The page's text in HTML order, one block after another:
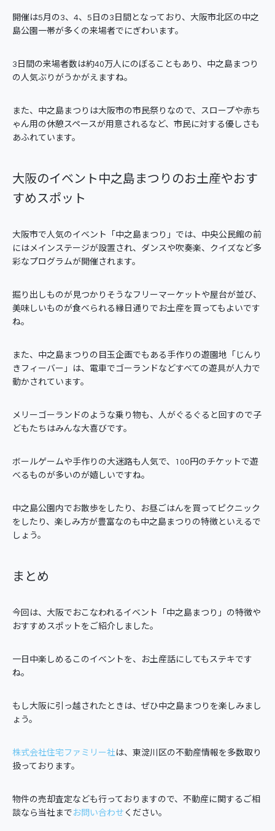
開催は5月の3、4、5日の3日間となっており、大阪市北区の中之
島公園一帯が多くの来場者でにぎわいます。
3日間の来場者数は約40万人にのぼることもあり、中之島まつり
の人気ぶりがうかがえますね。
また、中之島まつりは大阪市の市民祭りなので、スロープや赤ち
ゃん用の休憩スペースが用意されるなど、市民に対する優しさも
あふれています。
大阪のイベント中之島まつりのお土産やおす
すめスポット
大阪市で人気のイベント「中之島まつり」では、中央公民館の前
にはメインステージが設置され、ダンスや吹奏楽、クイズなど多
彩なプログラムが開催されます。
掘り出しものが見つかりそうなフリーマーケットや屋台が並び、
美味しいものが食べられる縁日通りでお土産を買ってもよいです
ね。
また、中之島まつりの目玉企画でもある手作りの遊園地「じんり
きフィーバー」は、電車でゴーランドなどすべての遊具が人力で
動かされています。
メリーゴーランドのような乗り物も、人がぐるぐると回すので子
どもたちはみんな大喜びです。
ボールゲームや手作りの大迷路も人気で、100円のチケットで遊
べるものが多いのが嬉しいですね。
中之島公園内でお散歩をしたり、お昼ごはんを買ってピクニック
をしたり、楽しみ方が豊富なのも中之島まつりの特徴といえるで
しょう。
まとめ
今回は、大阪でおこなわれるイベント「中之島まつり」の特徴や
おすすめスポットをご紹介しました。
一日中楽しめるこのイベントを、お土産話にしてもステキです
ね。
もし大阪に引っ越されたときは、ぜひ中之島まつりを楽しみまし
ょう。
株式会社住宅ファミリー社は、東淀川区の不動産情報を多数取り
扱っております。
物件の売却査定なども行っておりますので、不動産に関するご相
談なら当社まで お問い合わせ ください。